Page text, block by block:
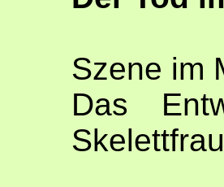
Szene im
Das
Skelettfrau